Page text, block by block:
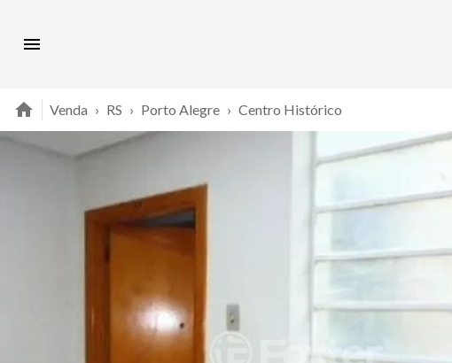
Venda › RS › Porto Alegre › Centro Histórico